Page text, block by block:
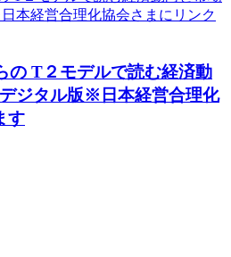
の T２モデルで読む経済動
ジタル版※日本経営合理化
す